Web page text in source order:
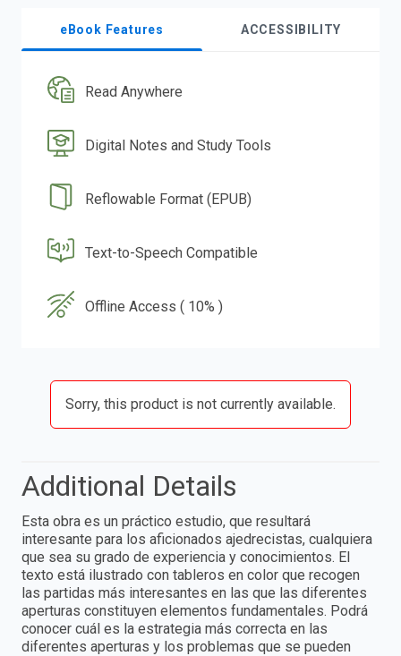
eBook Features ACCESSIBILITY
Read Anywhere
Digital Notes and Study Tools
Reflowable Format (EPUB)
Text-to-Speech Compatible
Offline Access ( 10% )
Sorry, this product is not currently available.
Additional Details
Esta obra es un práctico estudio, que resultará
interesante para los aficionados ajedrecistas, cualquiera
que sea su grado de experiencia y conocimientos. El
texto está ilustrado con tableros en color que recogen
las partidas más interesantes en las que las diferentes
aperturas constituyen elementos fundamentales. Podrá
conocer cuál es la estrategia más correcta en las
diferentes aperturas y los problemas que se pueden